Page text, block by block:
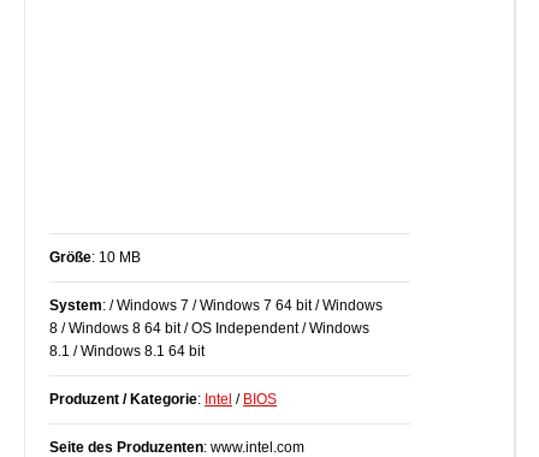
Größe: 10 MB
System: / Windows 7 / Windows 7 64 bit / Windows
8 / Windows 8 64 bit / OS Independent / Windows
8.1 / Windows 8.1 64 bit
Produzent / Kategorie: Intel / BIOS
Seite des Produzenten: www.intel.com